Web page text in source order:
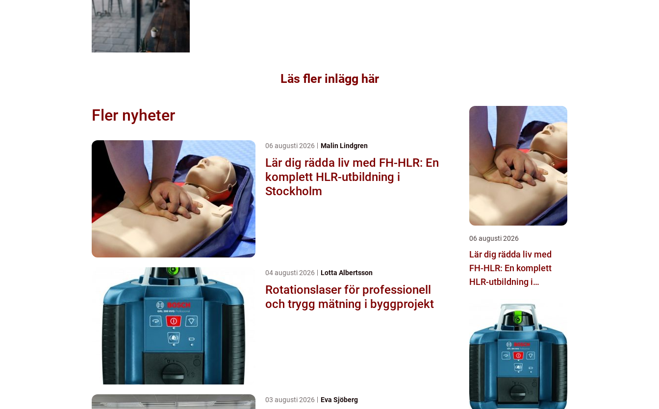
Läs fler inlägg här
Fler nyheter
06 augusti 2026 Malin Lindgren
Lär dig rädda liv med FH-HLR: En
komplett HLR-utbildning i
Stockholm
04 augusti 2026 Lotta Albertsson
Rotationslaser för professionell
och trygg mätning i byggprojekt
03 augusti 2026 Eva Sjöberg
06 augusti 2026
Lär dig rädda liv med
FH-HLR: En komplett
HLR-utbildning i